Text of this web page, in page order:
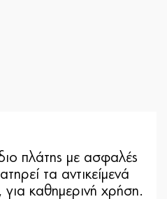
πλάτης με ασφαλές
τα αντικείμενά
καθημερινή χρήση.